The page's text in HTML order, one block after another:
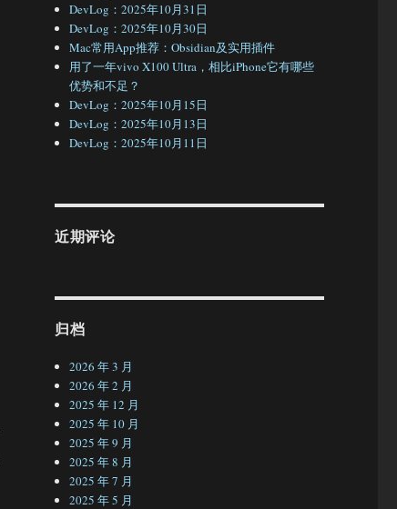
DevLog：2025年10月31日
DevLog：2025年10月30日
Mac常用App推荐：Obsidian及实用插件
用了一年vivo X100 Ultra，相比iPhone它有哪些
优势和不足？
DevLog：2025年10月15日
DevLog：2025年10月13日
DevLog：2025年10月11日
近期评论
归档
2026 年 3 月
2026 年 2 月
2025 年 12 月
2025 年 10 月
2025 年 9 月
2025 年 8 月
2025 年 7 月
2025 年 5 月